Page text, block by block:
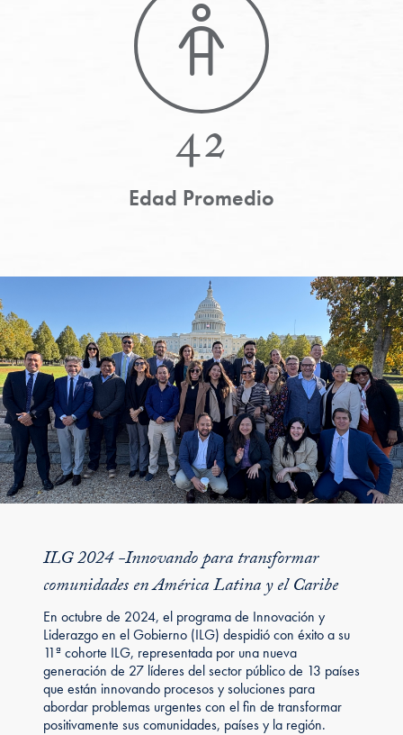
42
Edad Promedio
ILG 2024 -Innovando para transformar
comunidades en América Latina y el Caribe
En octubre de 2024, el programa de Innovación y
Liderazgo en el Gobierno (ILG) despidió con éxito a su
11ª cohorte ILG, representada por una nueva
generación de 27 líderes del sector público de 13 países
que están innovando procesos y soluciones para
abordar problemas urgentes con el fin de transformar
positivamente sus comunidades, países y la región.